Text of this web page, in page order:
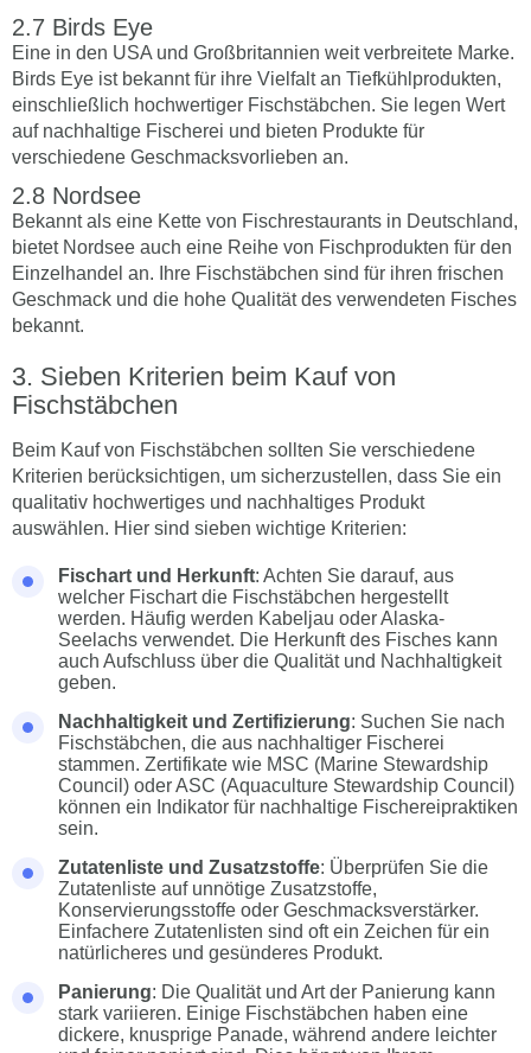
Birds Eye
Eine in den USA und Großbritannien weit verbreitete Marke.
Birds Eye ist bekannt für ihre Vielfalt an Tiefkühlprodukten,
einschließlich hochwertiger Fischstäbchen. Sie legen Wert
auf nachhaltige Fischerei und bieten Produkte für
verschiedene Geschmacksvorlieben an.
Nordsee
Bekannt als eine Kette von Fischrestaurants in Deutschland,
bietet Nordsee auch eine Reihe von Fischprodukten für den
Einzelhandel an. Ihre Fischstäbchen sind für ihren frischen
Geschmack und die hohe Qualität des verwendeten Fisches
bekannt.
Sieben Kriterien beim Kauf von
Fischstäbchen
Beim Kauf von Fischstäbchen sollten Sie verschiedene
Kriterien berücksichtigen, um sicherzustellen, dass Sie ein
qualitativ hochwertiges und nachhaltiges Produkt
auswählen. Hier sind sieben wichtige Kriterien:
Fischart und Herkunft: Achten Sie darauf, aus
welcher Fischart die Fischstäbchen hergestellt
werden. Häufig werden Kabeljau oder Alaska-
Seelachs verwendet. Die Herkunft des Fisches kann
auch Aufschluss über die Qualität und Nachhaltigkeit
geben.
Nachhaltigkeit und Zertifizierung: Suchen Sie nach
Fischstäbchen, die aus nachhaltiger Fischerei
stammen. Zertifikate wie MSC (Marine Stewardship
Council) oder ASC (Aquaculture Stewardship Council)
können ein Indikator für nachhaltige Fischereipraktiken
sein.
Zutatenliste und Zusatzstoffe: Überprüfen Sie die
Zutatenliste auf unnötige Zusatzstoffe,
Konservierungsstoffe oder Geschmacksverstärker.
Einfachere Zutatenlisten sind oft ein Zeichen für ein
natürlicheres und gesünderes Produkt.
Panierung: Die Qualität und Art der Panierung kann
stark variieren. Einige Fischstäbchen haben eine
dickere, knusprige Panade, während andere leichter